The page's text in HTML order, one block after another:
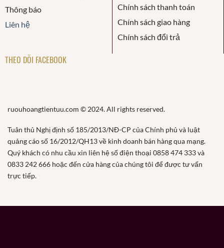
Thông báo
Liên hệ
Chính sách thanh toán
Chính sách giao hàng
Chính sách đổi trả
THEO DÕI FACEBOOK
ruouhoangtientuu.com © 2024. All rights reserved.
Tuân thủ Nghị định số 185/2013/NĐ-CP của Chính phủ và luật
quảng cáo số 16/2012/QH13 về kinh doanh bán hàng qua mạng.
Quý khách có nhu cầu xin liên hệ số điện thoại 0858 474 333 và
0833 242 666 hoặc đến cửa hàng của chúng tôi để được tư vấn
trực tiếp.